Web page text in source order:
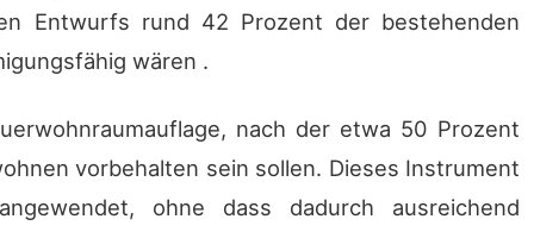
Entwurfs rund 42 Prozent der bestehenden
wären .
nach der etwa 50 Prozent
vorbehalten sein sollen. Dieses Instrument
ohne dass dadurch ausreichend